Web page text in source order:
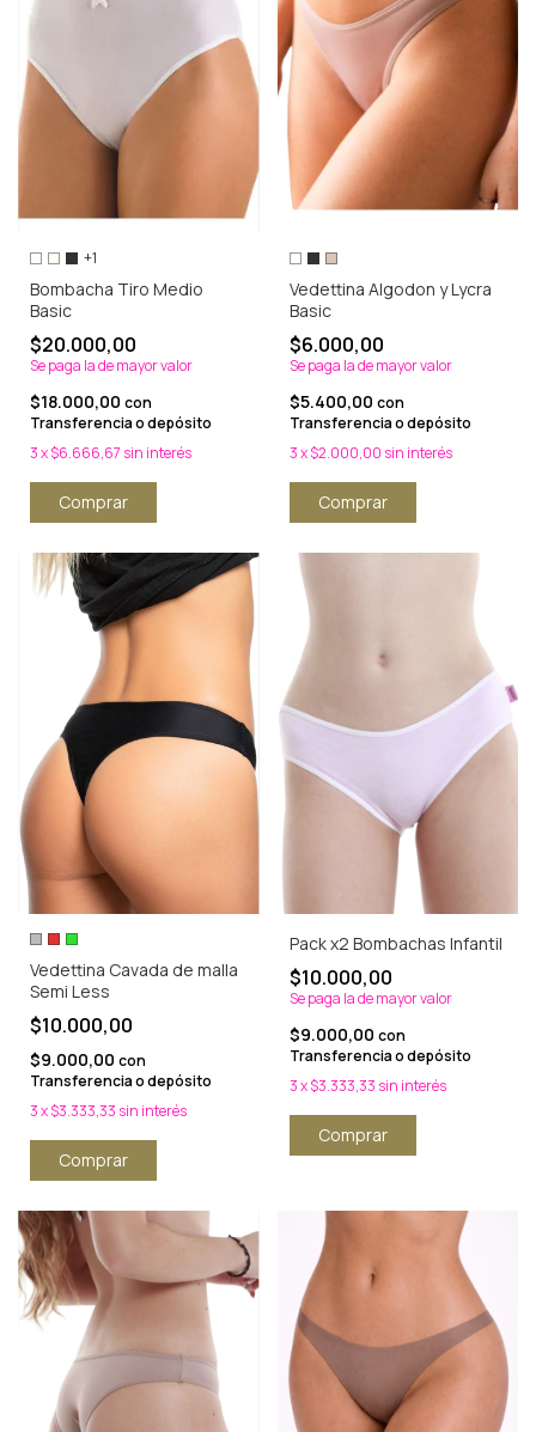
+1
Bombacha Tiro Medio
Basic
$20.000,00
Se paga la de mayor valor
$18.000,00 con
Transferencia o depósito
3x$6.666,67 sin interés
Comprar
Vedettina Algodon y Lycra
Basic
$6.000,00
Se paga la de mayor valor
$5.400,00 con
Transferencia o depósito
3x$2.000,00 sin interés
Comprar
Vedettina Cavada de malla
Semi Less
$10.000,00
$9.000,00 con
Transferencia o depósito
3x$3.333,33 sin interés
Comprar
Pack x2 Bombachas Infantil
$10.000,00
Se paga la de mayor valor
$9.000,00 con
Transferencia o depósito
3x$3.333,33 sin interés
Comprar